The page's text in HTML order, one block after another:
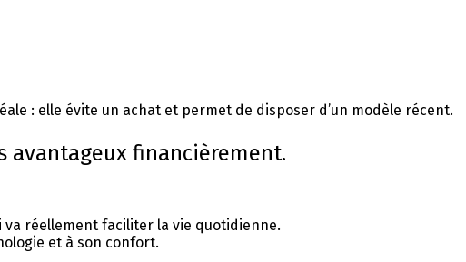
: elle évite un achat et permet de disposer d’un modèle récent.
avantageux financièrement.
va réellement faciliter la vie quotidienne.
et à son confort.